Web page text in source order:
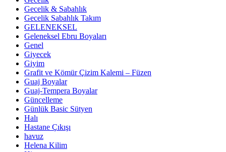
Gecelik & Sabahlık
Gecelik Sabahlık Takım
GELENEKSEL
Geleneksel Ebru Boyaları
Genel
Giyecek
Giyim
Grafit ve Kömür Çizim Kalemi – Füzen
Guaj Boyalar
Guaj-Tempera Boyalar
Güncelleme
Günlük Basic Sütyen
Halı
Hastane Çıkışı
havuz
Helena Kilim